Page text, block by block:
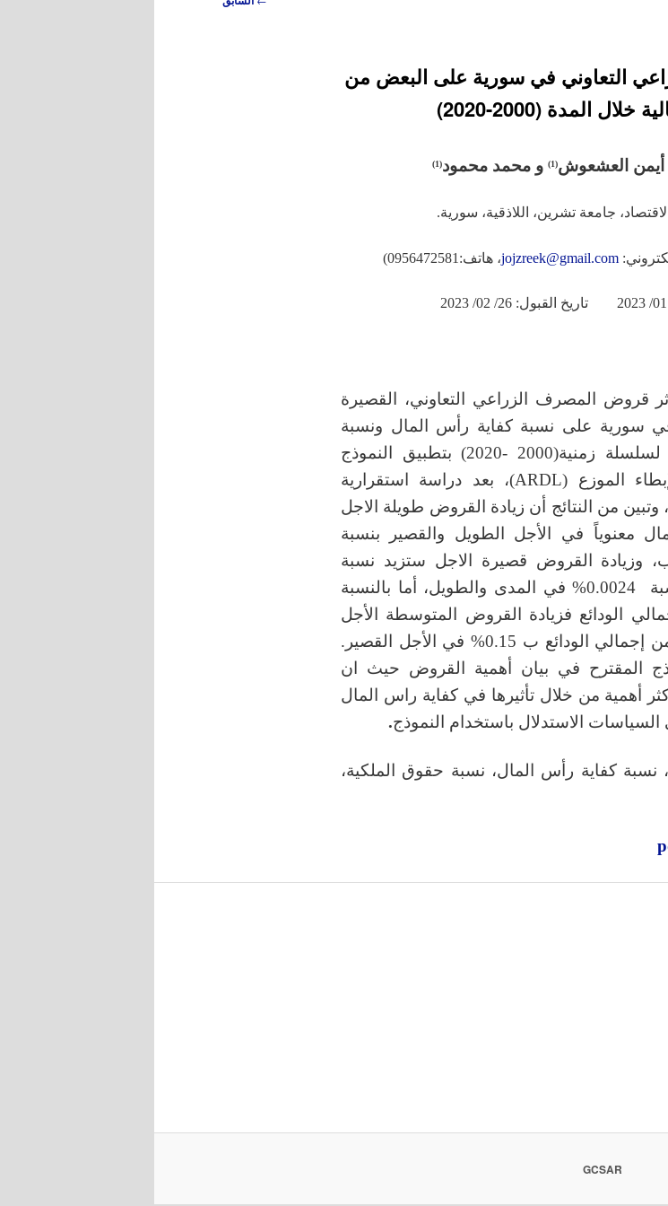
التعاوني في سورية على البعض من
المدة (2000-2020)
أيمن العشعوش(
1
) و محمد محمود(
1
)
jojzreek@gmail.com، هاتف:0956472581)
قروض المصرف الزراعي التعاوني، القصيرة
سورية على نسبة كفاية رأس المال ونسبة
حقوق الملكية الى الودائع، لسلسلة زمنية(2000 -2020) بتطبيق النموذج
القياسي الانحدار الذاتي للإبطاء الموزع (ARDL)، بعد دراسة استقرارية
من النتائج أن زيادة القروض طويلة الاجل
معنوياً في الأجل الطويل والقصير بنسبة
الترتيب، وزيادة القروض قصيرة الاجل ستزيد نسبة
كفاية رأس المال معنوياً بنسبة 0.0024% في المدى والطويل، أما بالنسبة
الودائع فزيادة القروض المتوسطة الأجل
ستزيد نسبة حقوق الملكية من إجمالي الودائع ب 0.15% في الأجل القصير.
المقترح في بيان أهمية القروض حيث ان
أهمية من خلال تأثيرها في كفاية راس المال
الاستدلال باستخدام النموذج.
نسبة كفاية رأس المال، نسبة حقوق الملكية،
GCSAR